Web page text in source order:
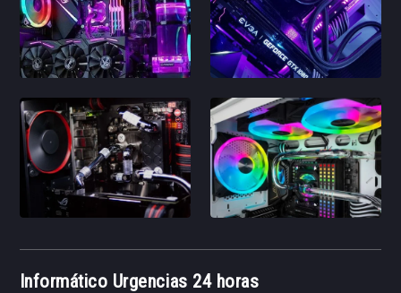
Informático Urgencias 24 horas